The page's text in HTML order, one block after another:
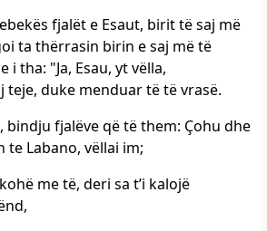
fjalët e Esaut, birit të saj më
ta thërrasin birin e saj më të
i tha: "Ja, Esau, yt vëlla,
teje, duke menduar të të vrasë.
bindju fjalëve që të them: Çohu dhe
te Labano, vëllai im;
me të, deri sa t’i kalojë